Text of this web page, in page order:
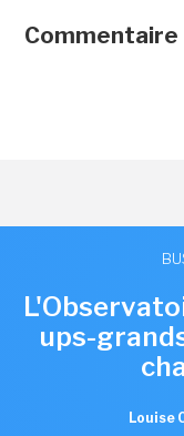
Commentaire
ups-
Louise